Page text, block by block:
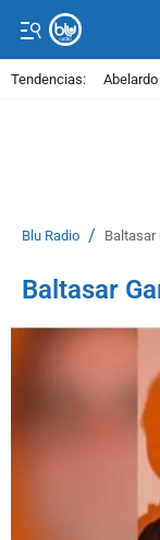
Tendencias:
Blu Radio / Baltasar
Baltasar